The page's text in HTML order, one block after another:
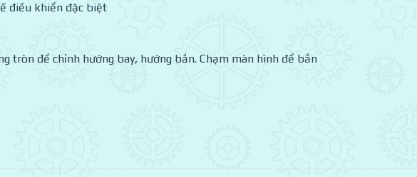
điều khiển đặc biệt
tròn để chỉnh hướng bay, hướng bắn. Chạm màn hình để bắn